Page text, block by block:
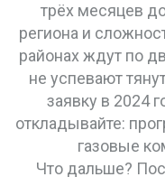
трёх месяцев
региона и
районах ждут по
не успевают
заявку в 2024
откладывайте:
газовые
Что дальше?